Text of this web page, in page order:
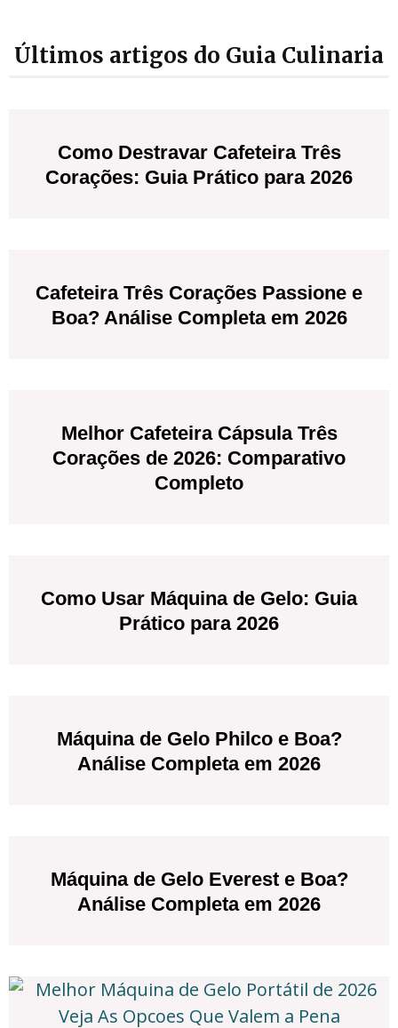
Últimos artigos do Guia Culinaria
Como Destravar Cafeteira Três
Corações: Guia Prático para 2026
Cafeteira Três Corações Passione e
Boa? Análise Completa em 2026
Melhor Cafeteira Cápsula Três
Corações de 2026: Comparativo
Completo
Como Usar Máquina de Gelo: Guia
Prático para 2026
Máquina de Gelo Philco e Boa?
Análise Completa em 2026
Máquina de Gelo Everest e Boa?
Análise Completa em 2026